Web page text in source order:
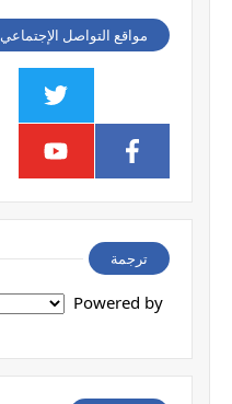
مواقع التواصل الإجتماعي
ترجمة
Powered by